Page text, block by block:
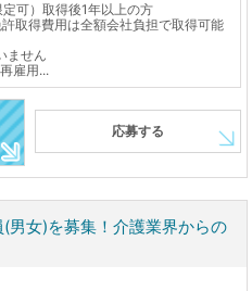
可）取得後1年以上の方
取得費用は全額会社負担で取得可能
ません
雇用...
応募する
(男女)を募集！介護業界からの